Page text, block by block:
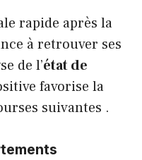
rapide après la
à retrouver ses
de l’état de
favorise la
suivantes .